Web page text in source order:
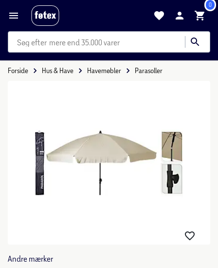
0
mere end 35.000 varer
Forside Hus & Have Havemøbler Parasoller
Andre mærker